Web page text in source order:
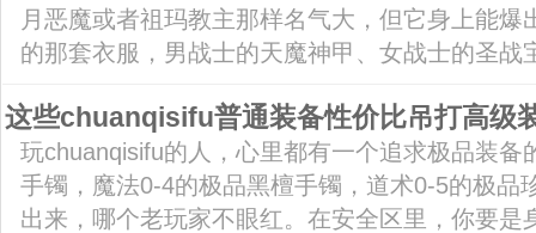
月恶魔或者祖玛教主那样名气大，但它身上能爆
的那套衣服，男战士的天魔神甲、女战士的圣战
这些chuanqisifu普通装备性价比吊打高级
玩chuanqisifu的人，心里都有一个追求极品装备
手镯，魔法0-4的极品黑檀手镯，道术0-5的极品
出来，哪个老玩家不眼红。在安全区里，你要是